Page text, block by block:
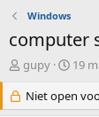
Windows
computer
O
d
e
gupy
S
a
r
19
Niet open